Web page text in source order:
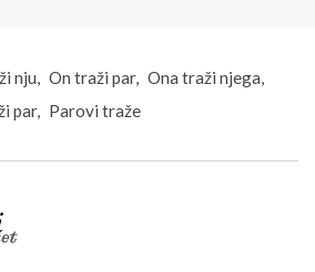
nju On traži par
Ona traži njega
par Parovi traže